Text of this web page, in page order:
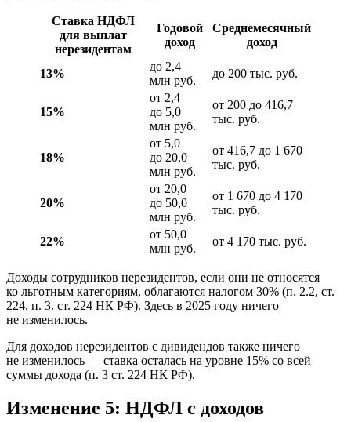
Ставка НДФЛ
для выплат
нерезидентам
Годовой
доход
Среднемесячный
доход
13%
до 2,4
млн руб.
до 200 тыс. руб.
15%
от 2,4
до 5,0
млн руб.
от 200 до 416,7
тыс. руб.
18%
от 5,0
до 20,0
млн руб.
от 416,7 до 1 670
тыс. руб.
20%
от 20,0
до 50,0
млн руб.
от 1 670 до 4 170
тыс. руб.
22%
от 50,0
млн руб.
от 4 170 тыс. руб.
Доходы сотрудников нерезидентов, если они не относятся
ко льготным категориям, облагаются налогом 30% (п. 2.2, ст.
224, п. 3. ст. 224 НК РФ). Здесь в 2025 году ничего
не изменилось.
Для доходов нерезидентов с дивидендов также ничего
не изменилось — ставка осталась на уровне 15% со всей
суммы дохода (​​п. 3 ст. 224 НК РФ).
Изменение 5: НДФЛ с доходов